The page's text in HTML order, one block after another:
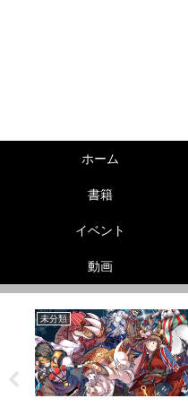
ホーム
書籍
イベント
動画
未分類